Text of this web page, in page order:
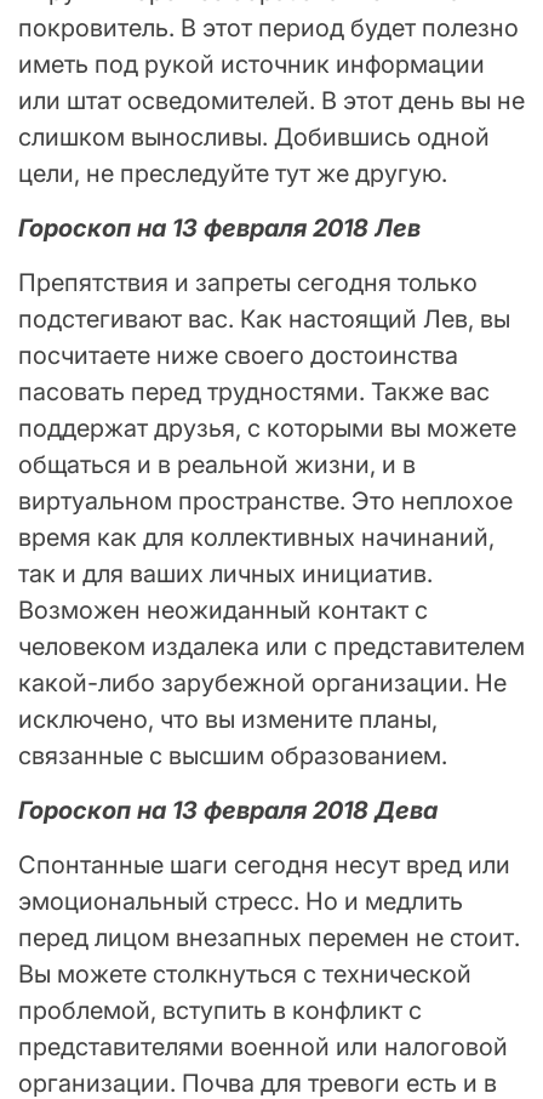
покровитель. В этот период будет полезно
иметь под рукой источник информации
или штат осведомителей. В этот день вы не
слишком выносливы. Добившись одной
цели, не преследуйте тут же другую.
Гороскоп на 13 февраля 2018 Лев
Препятствия и запреты сегодня только
подстегивают вас. Как настоящий Лев, вы
посчитаете ниже своего достоинства
пасовать перед трудностями. Также вас
поддержат друзья, с которыми вы можете
общаться и в реальной жизни, и в
виртуальном пространстве. Это неплохое
время как для коллективных начинаний,
так и для ваших личных инициатив.
Возможен неожиданный контакт с
человеком издалека или с представителем
какой-либо зарубежной организации. Не
исключено, что вы измените планы,
связанные с высшим образованием.
Гороскоп на 13 февраля 2018 Дева
Спонтанные шаги сегодня несут вред или
эмоциональный стресс. Но и медлить
перед лицом внезапных перемен не стоит.
Вы можете столкнуться с технической
проблемой, вступить в конфликт с
представителями военной или налоговой
организации. Почва для тревоги есть и в